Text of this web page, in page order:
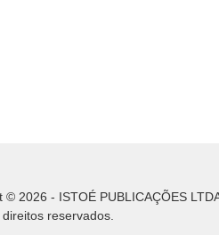
© 2026 - ISTOÉ PUBLICAÇÕES
reservados.